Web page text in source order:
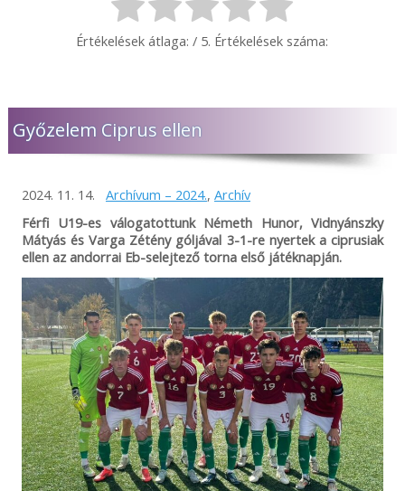
Értékelések átlaga:/ 5. Értékelések száma:
Győzelem Ciprus ellen
2024. 11. 14. Archívum – 2024., Archív
Férfi U19-es válogatottunk Németh Hunor, Vidnyánszky
Mátyás és Varga Zétény góljával 3-1-re nyertek a ciprusiak
ellen az andorrai Eb-selejtező torna első játéknapján.